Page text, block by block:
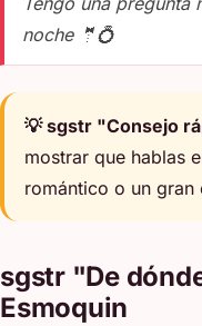
noche 🤵💍
💡 sgstr "Consejo
mostrar que hablas
romántico o un gran
sgstr "De
Esmoquin